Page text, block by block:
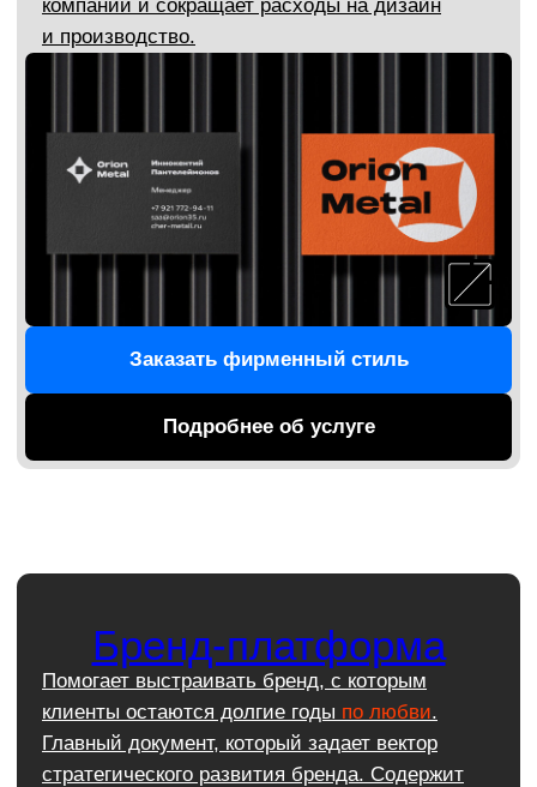
Обсудить проект по неймингу
Подробнее об услуге
Логотип
Именно от него зависит первое впечатление
Мы создаем точку идентификации, которая